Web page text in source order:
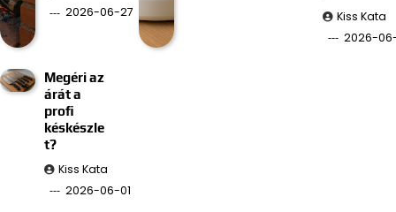
2026-06-27
Kiss Kata
2026-
Megéri az
árát a
profi
késkészle
t?
Kiss Kata
2026-06-01